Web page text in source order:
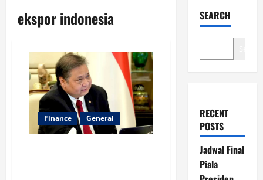
ekspor indonesia
Finance General
SEARCH
RECENT
POSTS
Jadwal Final
Piala